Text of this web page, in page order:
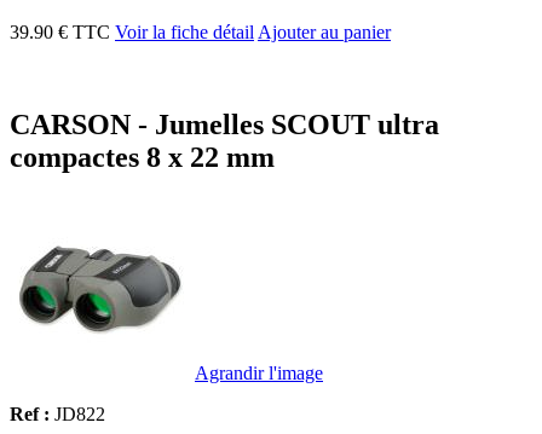
39.90 € TTC Voir la fiche détail Ajouter au panier
CARSON - Jumelles SCOUT ultra
compactes 8 x 22 mm
Agrandir l'image
Ref : JD822